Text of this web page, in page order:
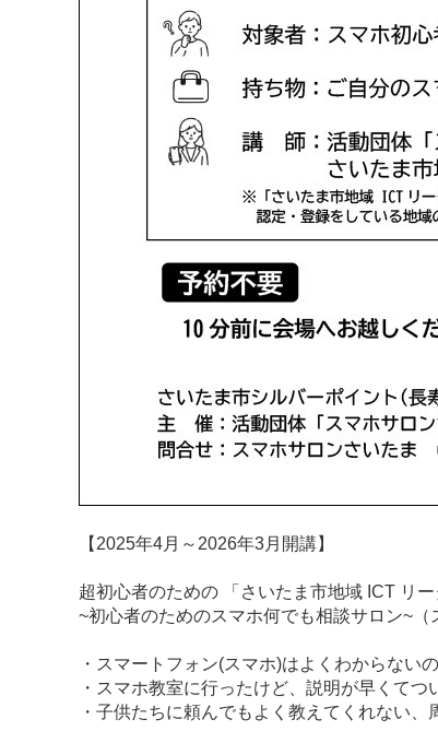
【2025年4月～2026年3月開講】
超初心者のための 「さいたま市地域 ICT リー
~初心者のためのスマホ何でも相談サロン~（
・スマートフォン(スマホ)はよくわからない
・スマホ教室に行ったけど、説明が早くてつ
・子供たちに頼んでもよく教えてくれない